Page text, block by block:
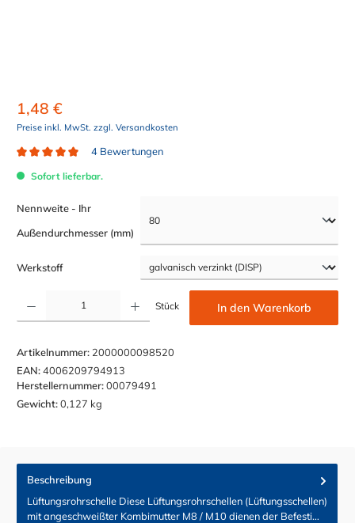
1,48 €
Preise inkl. MwSt. zzgl. Versandkosten
4 Bewertungen
Sofort lieferbar.
Nennweite - Ihr
Außendurchmesser (mm)
Werkstoffauswählen
Produkt Anzahl: Gib den gewünschten Wert ein oder benutze die Schaltflächen um die Anzahl
Stück In den Warenkorb
Artikelnummer: 2000000098520
EAN:4006209794913
Herstellernummer:00079491
Gewicht:0,127 kg
Beschreibung
Lüftungsrohrschelle Diese Lüftungsrohrschellen (Lüftungsschellen)
mit angeschweißter Kombimutter M8 / M10 dienen der Befesti…